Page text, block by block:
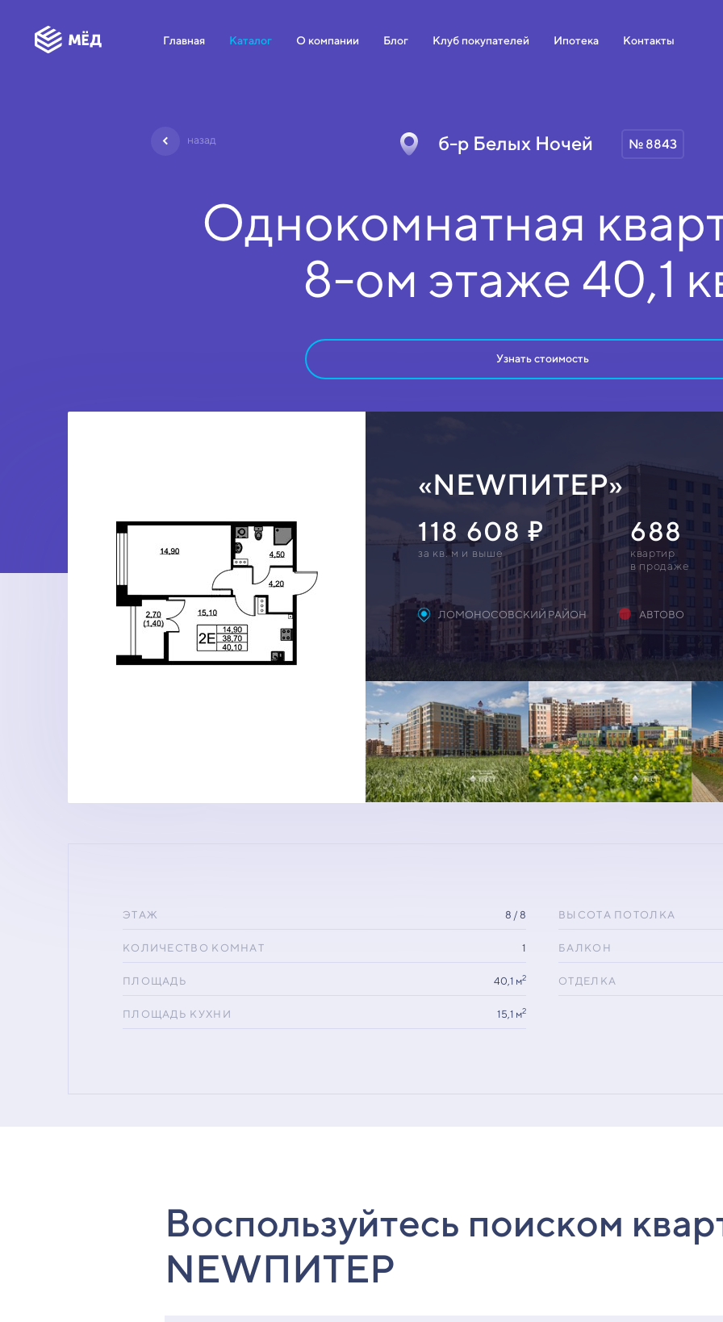
Главная Каталог О компании Блог Клуб покупателей Ипотека Контакты
назад б-р Белых Ночей № 8843
Однокомнатная
8-ом этаже 40,1
Узнать стоимость
«NEWПИТЕР»
118 608
за кв. м и выше
688
квартир
в продаже
ЛОМОНОСОВСКИЙ РАЙОН АВТОВО
ЭТАЖ 8 / 8
КОЛИЧЕСТВО КОМНАТ 1
ПЛОЩАДЬ 40,1 м2
ПЛОЩАДЬ КУХНИ 15,1 м2
ВЫСОТА ПОТОЛКА
БАЛКОН
ОТДЕЛКА
Воспользуйтесь поиском
NEWПИТЕР